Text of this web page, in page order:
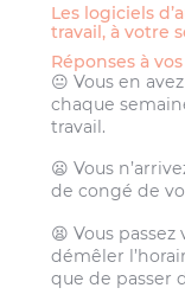
Les logiciels
travail, à votre
Réponses à
😐 Vous en
chaque
travail.
😦 Vous
de congé de
😫 Vous
démêler
que de passer